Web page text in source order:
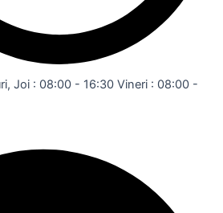
Joi : 08:00 - 16:30 Vineri : 08:00 -